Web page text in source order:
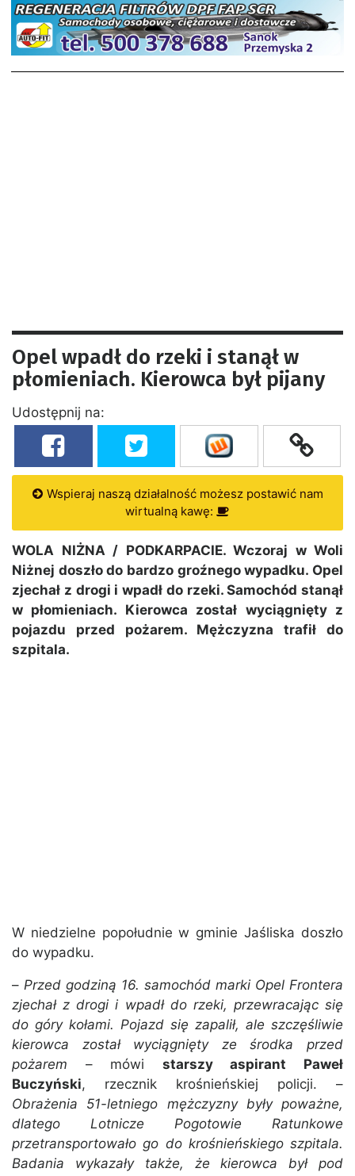
Opel wpadł do rzeki i stanął w
płomieniach. Kierowca był pijany
Udostępnij na:
Wspieraj naszą działalność możesz postawić nam
wirtualną kawę:
WOLA NIŻNA / PODKARPACIE. Wczoraj w Woli
Niżnej doszło do bardzo groźnego wypadku. Opel
zjechał z drogi i wpadł do rzeki. Samochód stanął
w płomieniach. Kierowca został wyciągnięty z
pojazdu przed pożarem. Mężczyzna trafił do
szpitala.
W niedzielne popołudnie w gminie Jaśliska doszło
do wypadku.
– Przed godziną 16. samochód marki Opel Frontera
zjechał z drogi i wpadł do rzeki, przewracając się
do góry kołami. Pojazd się zapalił, ale szczęśliwie
kierowca został wyciągnięty ze środka przed
pożarem – mówi starszy aspirant Paweł
Buczyński, rzecznik krośnieńskiej policji. –
Obrażenia 51-letniego mężczyzny były poważne,
dlatego Lotnicze Pogotowie Ratunkowe
przetransportowało go do krośnieńskiego szpitala.
Badania wykazały także, że kierowca był pod